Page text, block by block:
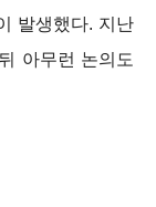
발생했다. 지난
아무런 논의도